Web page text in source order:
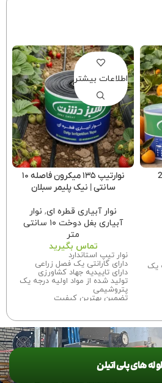
20
یک
نوارتیپ ۱۳۵ میکرون فاصله ۱۰
سانتی | نیک پلیمر سبلان
نوار آبیاری قطره ای, نوار
آبیاری بغل دوخت ۱۰ سانتی
متر
تماس بگیرید
نوار تیپ استاندارد
دارای گارانتی یک فصل زراعی
دارای تاییدیه جهاد کشاورزی
تولید شده از مواد اولیه درجه یک
پتروشیمی
تضمین بهترین کیفیت
اطلاعات بیشتر
های پلی اتیلن